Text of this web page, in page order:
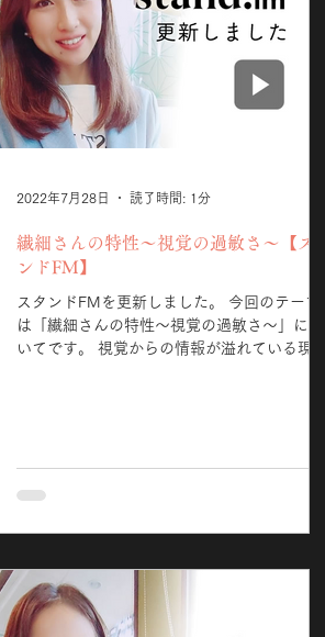
繊細さんの特性〜視覚の過敏さ〜【スタ
ンドFM】
スタンドFMを更新しました。 今回のテーマ
は「繊細さんの特性〜視覚の過敏さ〜」につ
いてです。 視覚からの情報が溢れている現代
2022年7月28日 読了時間: 1分